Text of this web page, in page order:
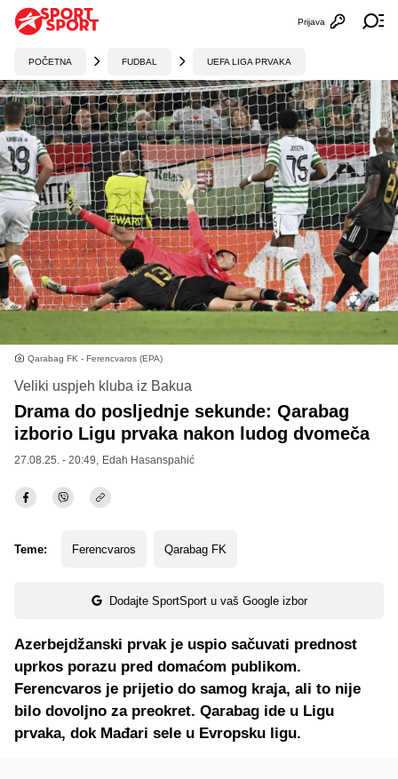
Otvori
Prijava
POČETNA FUDBAL UEFA LIGA PRVAKA
Qarabag FK - Ferencvaros (EPA)
Veliki uspjeh kluba iz Bakua
Drama do posljednje sekunde: Qarabag
izborio Ligu prvaka nakon ludog dvomeča
27.08.25. - 20:49, Edah Hasanspahić
Teme: Ferencvaros Qarabag FK
Dodajte SportSport u vaš Google izbor
Azerbejdžanski prvak je uspio sačuvati prednost
uprkos porazu pred domaćom publikom.
Ferencvaros je prijetio do samog kraja, ali to nije
bilo dovoljno za preokret. Qarabag ide u Ligu
prvaka, dok Mađari sele u Evropsku ligu.